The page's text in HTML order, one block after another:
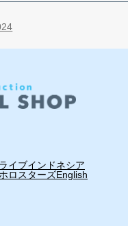
イブインドネシア
ロスターズEnglish